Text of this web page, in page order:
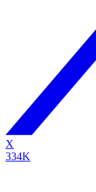
X
334K